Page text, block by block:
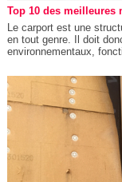
Top 10 des meilleures
Le carport est une
en tout genre. Il doit
environnementaux,